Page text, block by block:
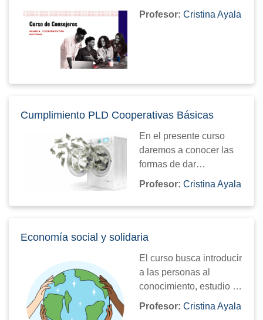
Profesor: Cristina Ayala
Cumplimiento PLD Cooperativas Básicas
En el presente curso
daremos a conocer las
formas de dar
cumplimiento a las
diversas obligaciones
de las SOCAPS de nivel
cuanto a la prevención
recursos de procedencia
ilícita.
Profesor: Cristina Ayala
Economía social y solidaria
El curso busca introducir
a las personas al
conocimiento, estudio y
puesta en práctica de
los principios y valores
Profesor: Cristina Ayala